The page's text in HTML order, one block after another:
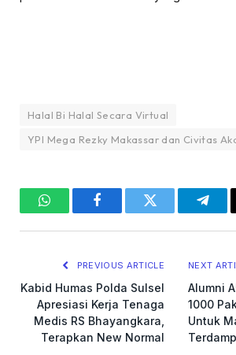
Halal Bi Halal Secara Virtual
YPI Mega Rezky Makassar dan Civitas
WhatsAppFacebookTwitter
PREVIOUS ARTICLE
Kabid Humas Polda Sulsel
Apresiasi Kerja Tenaga
Medis RS Bhayangkara,
Terapkan New Normal
NEXT
Alumni
1000
Untuk